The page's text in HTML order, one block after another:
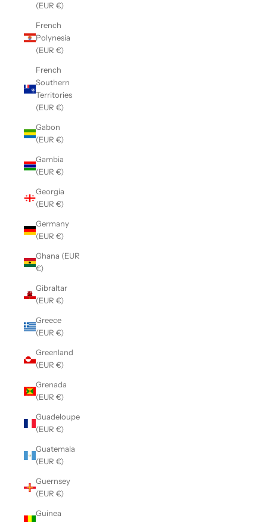
(EUR €)
French
Polynesia
(EUR €)
French
Southern
Territories
(EUR €)
Gabon
(EUR €)
Gambia
(EUR €)
Georgia
(EUR €)
Germany
(EUR €)
Ghana (EUR
€)
Gibraltar
(EUR €)
Greece
(EUR €)
Greenland
(EUR €)
Grenada
(EUR €)
Guadeloupe
(EUR €)
Guatemala
(EUR €)
Guernsey
(EUR €)
Guinea